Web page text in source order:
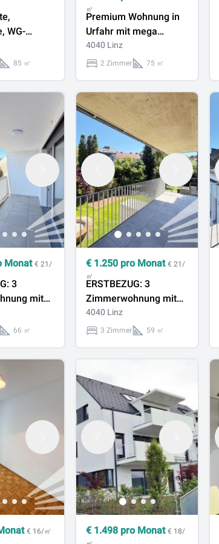
WG-
Zimmer
Linz-
85 ㎡
㎡
Premium Wohnung in
Urfahr mit mega
Balkon, Stellplatz,
Gemeinschaftspool
4040 Linz
2 Zimmer 75 ㎡
Monat € 21/
3
mit
in
66 ㎡
€ 1.250 pro Monat€ 21/
㎡
ERSTBEZUG: 3
Zimmerwohnung mit
großem Balkon in
Bestlage Urfahr
4040 Linz
3 Zimmer 59 ㎡
€ 16/㎡ € 1.498 pro Monat€ 18/